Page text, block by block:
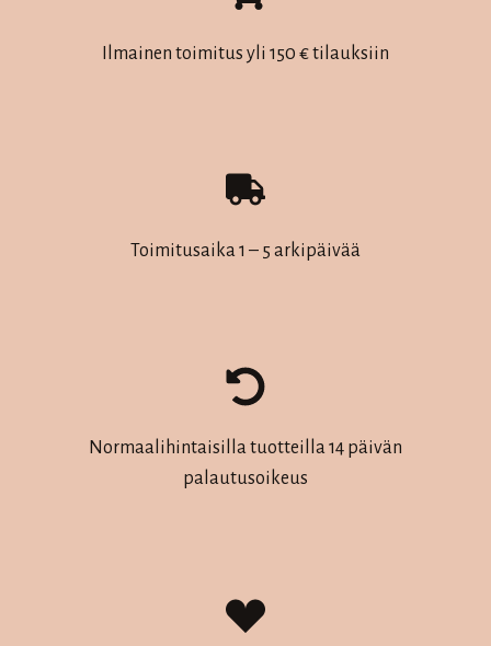
Ilmainen toimitus yli 150 € tilauksiin
Toimitusaika 1 – 5 arkipäivää
Normaalihintaisilla tuotteilla 14 päivän
palautusoikeus